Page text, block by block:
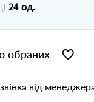
24 од.
обраних
від